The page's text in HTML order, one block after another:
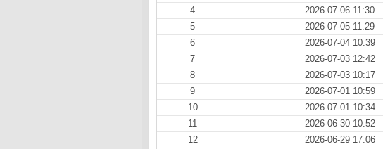
4
2026-07-06 11:30
5
2026-07-05 11:29
6
2026-07-04 10:39
7
2026-07-03 12:42
8
2026-07-03 10:17
9
2026-07-01 10:59
10
2026-07-01 10:34
11
2026-06-30 10:52
12
2026-06-29 17:06